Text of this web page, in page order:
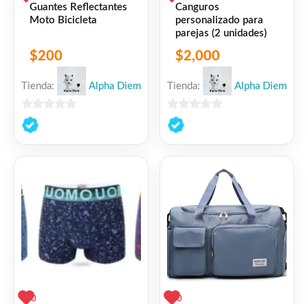
Guantes Reflectantes
Moto Bicicleta
$200
Tienda: Alpha Diem
0
de
Canguros
personalizado para
parejas (2 unidades)
$2,000
Tienda: Alpha Diem
0
de
0 0